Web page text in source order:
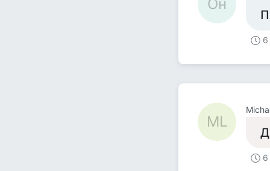
Он
6
ML
6